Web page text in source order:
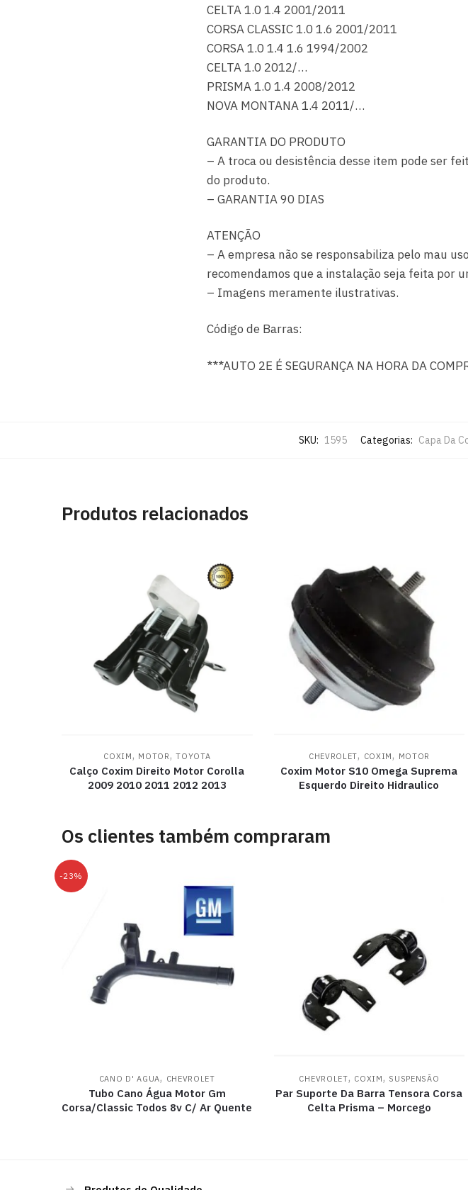
CELTA 1.0 1.4 2001/2011
CORSA CLASSIC 1.0 1.6 2001/2011
CORSA 1.0 1.4 1.6 1994/2002
CELTA 1.0 2012/…
PRISMA 1.0 1.4 2008/2012
NOVA MONTANA 1.4 2011/…
GARANTIA DO PRODUTO
– A troca ou desistência desse item pode ser
do produto.
– GARANTIA 90 DIAS
ATENÇÃO
– A empresa não se responsabiliza pelo mau
recomendamos que a instalação seja feita por
– Imagens meramente ilustrativas.
Código de Barras:
***AUTO 2E É SEGURANÇA NA HORA DA
SKU: 1595 Categorias: Capa Da
Produtos relacionados
COXIM, MOTOR,TOYOTA
Calço Coxim Direito Motor Corolla
2009 2010 2011 2012 2013
CHEVROLET, COXIM, MOTOR
Coxim Motor S10 Omega Suprema
Esquerdo Direito Hidraulico
Os clientes também compraram
-23%
CANO D' AGUA, CHEVROLET
Tubo Cano Água Motor Gm
Corsa/Classic Todos 8v C/ Ar Quente
CHEVROLET, COXIM, SUSPENSÃO
Par Suporte Da Barra Tensora Corsa
Celta Prisma – Morcego